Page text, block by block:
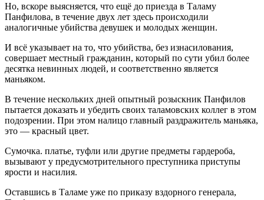
Но, вскоре выясняется, что ещё до приезда в Таламу
Панфилова, в течение двух лет здесь происходили
аналогичные убийства девушек и молодых женщин.
И всё указывает на то, что убийства, без изнасилования,
совершает местный гражданин, который по сути убил более
десятка невинных людей, и соответственно является
маньяком.
В течение нескольких дней опытный розыскник Панфилов
пытается доказать и убедить своих таламовских коллег в этом
подозрении. При этом налицо главный раздражитель маньяка,
это — красный цвет.
Сумочка. платье, туфли или другие предметы гардероба,
вызывают у предусмотрительного преступника приступы
ярости и насилия.
Оставшись в Таламе уже по приказу вздорного генерала,